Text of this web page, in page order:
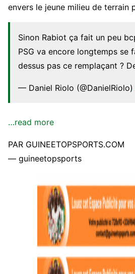
envers le jeune milieu de terrain
Sinon Rabiot ça fait un peu
PSG va encore longtemps se
dessus pas ce remplaçant ?
— Daniel Riolo (@DanielRiolo)
…read more
PAR GUINEETOPSPORTS.COM
— guineetopsports